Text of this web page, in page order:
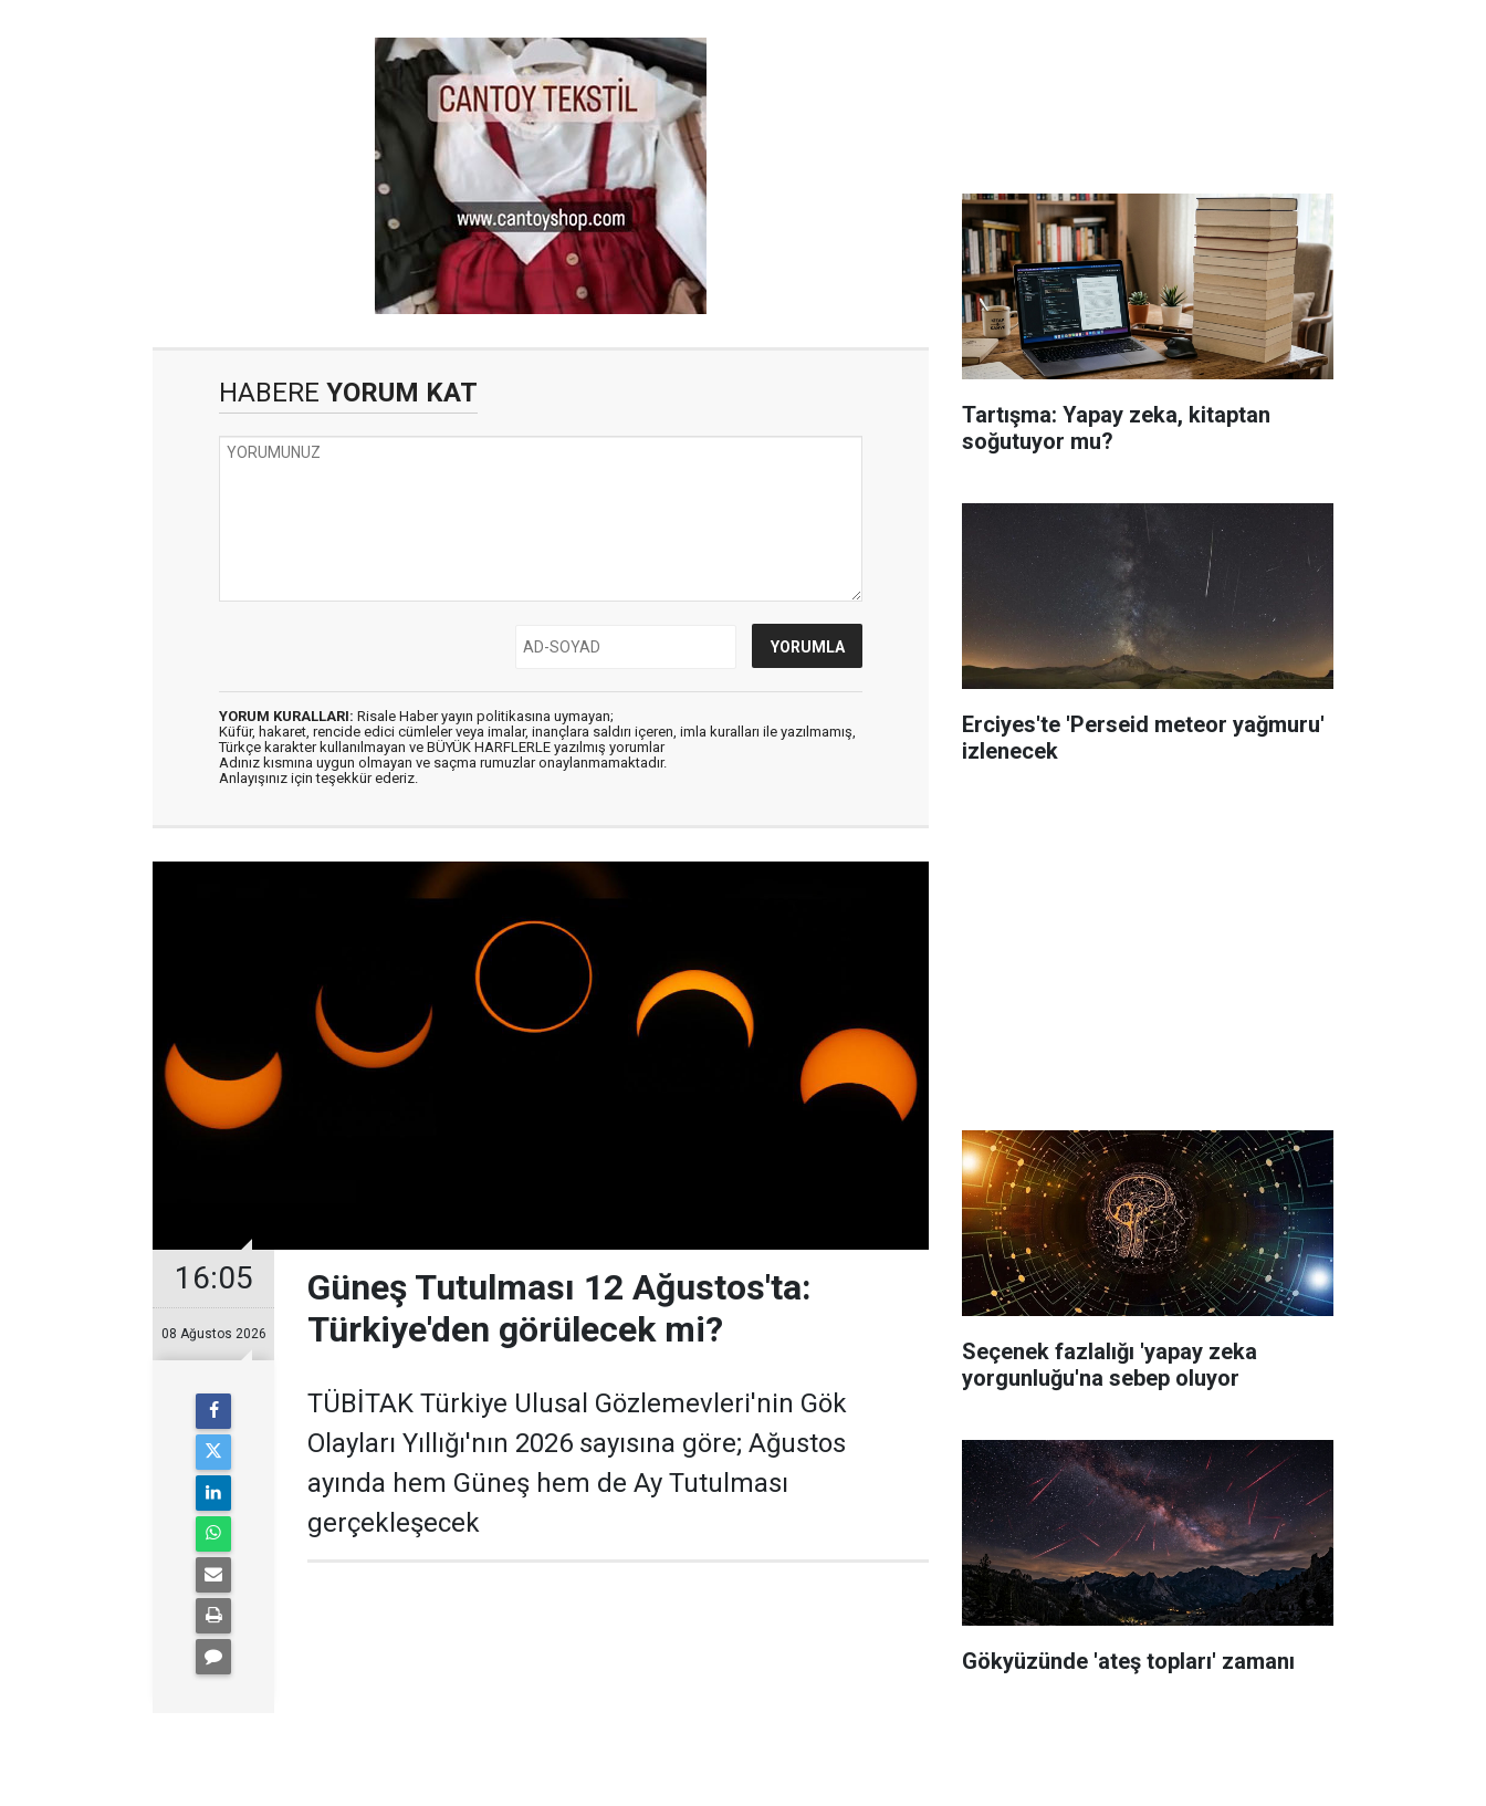
HABERE YORUM KAT
YORUM KURALLARI: Risale Haber yayın politikasına uymayan;
Küfür, hakaret, rencide edici cümleler veya imalar, inançlara saldırı içeren, imla kuralları ile yazılmamış,
Türkçe karakter kullanılmayan ve BÜYÜK HARFLERLE yazılmış yorumlar
Adınız kısmına uygun olmayan ve saçma rumuzlar onaylanmamaktadır.
Anlayışınız için teşekkür ederiz.
16:05
08 Ağustos 2026
Güneş Tutulması 12 Ağustos'ta:
Türkiye'den görülecek mi?
TÜBİTAK Türkiye Ulusal Gözlemevleri'nin Gök
Olayları Yıllığı'nın 2026 sayısına göre; Ağustos
ayında hem Güneş hem de Ay Tutulması
gerçekleşecek
Tartışma: Yapay zeka, kitaptan
soğutuyor mu?
Erciyes'te 'Perseid meteor yağmuru'
izlenecek
Seçenek fazlalığı 'yapay zeka
yorgunluğu'na sebep oluyor
Gökyüzünde 'ateş topları' zamanı